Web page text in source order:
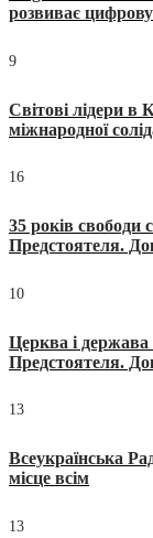
розвиває цифрову
9
Світові лідери в
міжнародної
16
35 років свободи
Предстоятеля.
10
Церква і держава
Предстоятеля.
13
Всеукраїнська
місце всім
13